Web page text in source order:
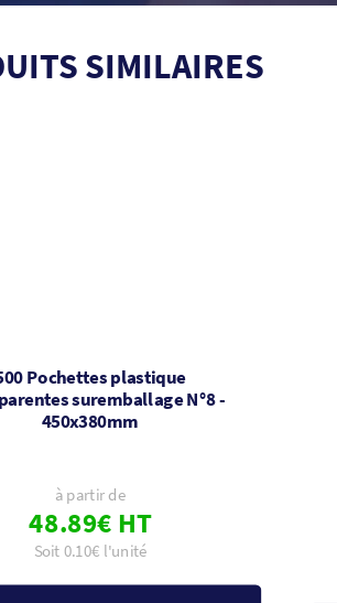
SIMILAIRES
Pochettes plastique
suremballage N°8 -
450x380mm
à partir de
48.89€ HT
Soit 0.10€ l'unité